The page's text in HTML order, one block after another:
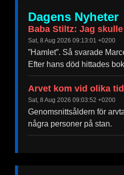
Dagens Nyheter
Baba Stiltz: Jag
Sat, 8 Aug 2026 09:13:01 +0200
”Hamlet”. Så svarade
Efter hans död hittades
Arvet kom vid olika
Sat, 8 Aug 2026 09:03:52 +0200
Genomsnittsåldern för
några personer på stan.